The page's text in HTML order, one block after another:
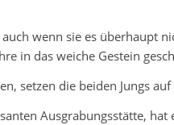
wenn sie es überhaupt
in das weiche Gestein
setzen die beiden Jungs
Ausgrabungsstätte,